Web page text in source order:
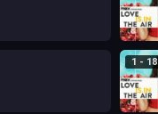
1 - 18